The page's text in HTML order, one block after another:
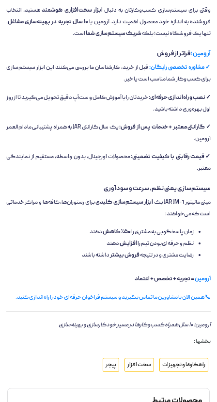
وقتی برای سیستم‌سازی کسب‌وکارتان به دنبال ابزار سخت‌افزاری هوشمندهستید، انتخاب
فروشنده به اندازه خود محصول اهمیت دارد. آرومین با۱۰ سال تجربه در بهینه‌سازی مشاغل
،
تنها یک فروشگاه نیست؛ بلکهشریک سیستم‌سازی شمااست.
آرومین؛فراتر از فروش
✓ مشاوره تخصصی رایگان:قبل از خرید، کارشناسان ما بررسی می‌کنند این ابزار سیستم‌سازی
برای کسب‌وکار شما مناسب است یا خیر.
✓ نصب و راه‌اندازی حرفه‌ای:خریدتان را با آموزش کامل و ست‌آپ دقیق تحویل می‌گیرید تا از روز
اول بهره‌وری داشته باشید.
✓ گارانتی معتبر + خدمات پس از فروش:
یک سال گارانتی JAR به همراه پشتیبانی مادام‌العمر
آرومین.
✓ قیمت رقابتی با کیفیت تضمینی:محصولات اورجینال، بدون واسطه، مستقیم از نمایندگی
معتبر.
سیستم‌سازی یعنی نظم، سرعت و سودآوری
مینی مانیتور JAR JM-1 یک ابزار سیستم‌سازی کلیدیبرای رستوران‌ها، کافه‌ها و مراکز خدماتی
است که می‌خواهند:
زمان پاسخگویی به مشتری را۵۰٪ کاهش
دهند
نظم و حرفه‌ای‌بودن تیم راافزایشدهند
رضایت مشتری و در نتیجهفروش بیشترداشته باشند
آرومین= تجربه + تخصص + اعتماد
📞 همین الان با مشاورین ما تماس بگیرید و سیستم فراخوان حرفه‌ای خود را راه‌اندازی کنید.
آرومین؛ ۱۰ سال همراه کسب‌وکارها در مسیر خودکارسازی و بهینه‌سازی
بخشها :
راهکارها و تجهیزات سخت افزار پیجر